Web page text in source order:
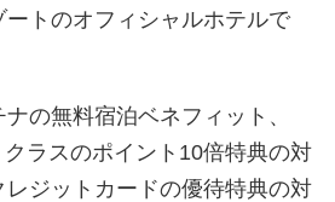
トのオフィシャルホテルで
の無料宿泊ベネフィット、
ラスのポイント10倍特典の対
ジットカードの優待特典の対